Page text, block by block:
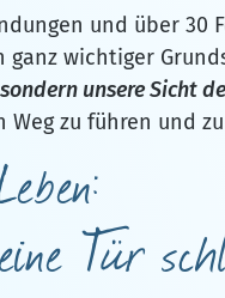
und über
ganz wichtiger
unsere Sicht
Weg zu führen und
Tür